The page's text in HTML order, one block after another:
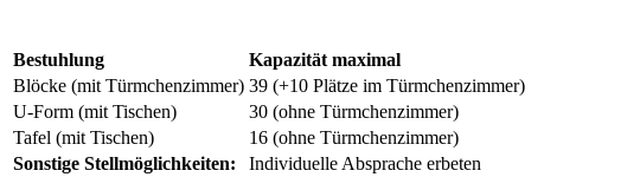
Bestuhlung
Kapazität maximal
Blöcke (mit Türmchenzimmer) 39 (+10 Plätze im Türmchenzimmer)
U-Form (mit Tischen)
30 (ohne Türmchenzimmer)
Tafel (mit Tischen)
16 (ohne Türmchenzimmer)
Sonstige Stellmöglichkeiten:
Individuelle Absprache erbeten